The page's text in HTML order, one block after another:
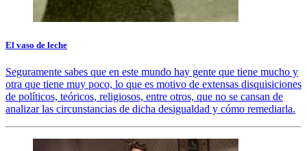
El vaso de leche
Seguramente sabes que en este mundo hay gente que tiene mucho y
otra que tiene muy poco, lo que es motivo de extensas disquisiciones
de políticos, teóricos, religiosos, entre otros, que no se cansan de
analizar las circunstancias de dicha desigualdad y cómo remediarla.